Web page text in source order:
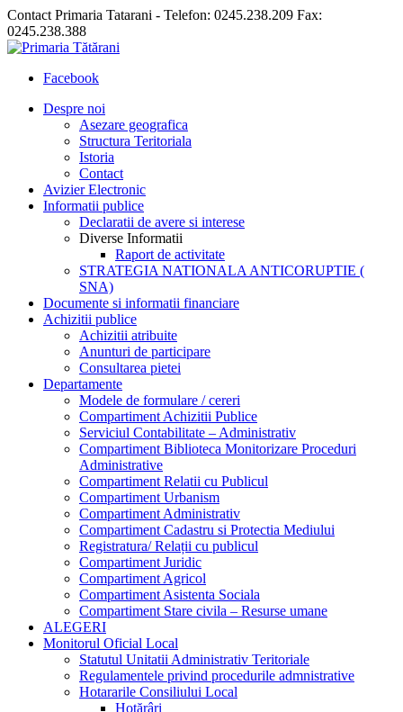
Contact Primaria Tatarani - Telefon: 0245.238.209 Fax:
0245.238.388
Facebook
Despre noi
Asezare geografica
Structura Teritoriala
Istoria
Contact
Avizier Electronic
Informatii publice
Declaratii de avere si interese
Diverse Informatii
Raport de activitate
STRATEGIA NATIONALA ANTICORUPTIE (
SNA)
Documente si informatii financiare
Achizitii publice
Achizitii atribuite
Anunturi de participare
Consultarea pietei
Departamente
Modele de formulare / cereri
Compartiment Achizitii Publice
Serviciul Contabilitate – Administrativ
Compartiment Biblioteca Monitorizare Proceduri
Administrative
Compartiment Relatii cu Publicul
Compartiment Urbanism
Compartiment Administrativ
Compartiment Cadastru si Protectia Mediului
Registratura/ Relații cu publicul
Compartiment Juridic
Compartiment Agricol
Compartiment Asistenta Sociala
Compartiment Stare civila – Resurse umane
ALEGERI
Monitorul Oficial Local
Statutul Unitatii Administrativ Teritoriale
Regulamentele privind procedurile admnistrative
Hotararile Consiliului Local
Hotărâri